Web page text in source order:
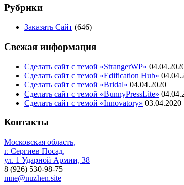
Рубрики
Заказать Сайт (646)
Свежая информация
Сделать сайт с темой «StrangerWP»
Сделать сайт с темой «Edification Hub»
Сделать сайт с темой «Bridal» 04.04.2020
Сделать сайт с темой «BunnyPressLite»
Сделать сайт с темой «Innovatory» 03.04.2020
Контакты
Московская область,
г. Сергиев Посад,
ул. 1 Ударной Армии, 38
8 (926) 530-98-75
mne@nuzhen.site